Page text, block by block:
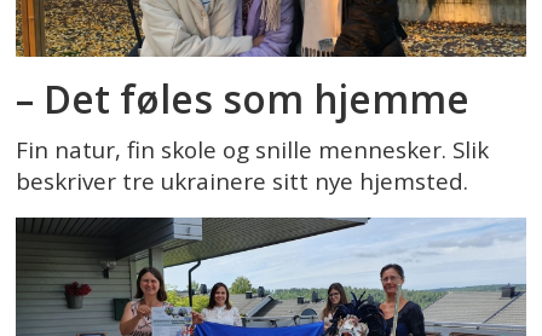
– Det føles som hjemme
Fin natur, fin skole og snille mennesker. Slik
beskriver tre ukrainere sitt nye hjemsted.